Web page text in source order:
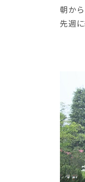
朝か
先週